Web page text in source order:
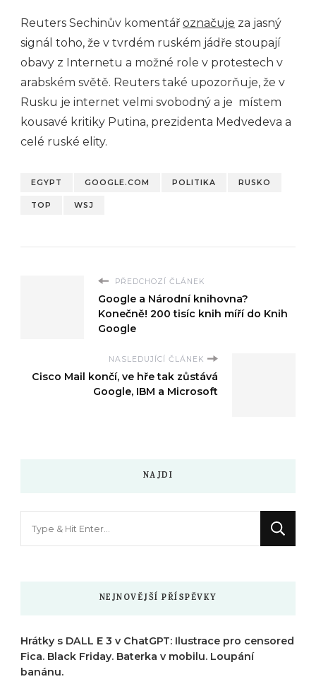
Reuters Sechinův komentář označuje za jasný
signál toho, že v tvrdém ruském jádře stoupají
obavy z Internetu a možné role v protestech v
arabském světě. Reuters také upozorňuje, že v
Rusku je internet velmi svobodný a je místem
kousavé kritiky Putina, prezidenta Medvedeva a
celé ruské elity.
EGYPT GOOGLE.COM POLITIKA RUSKO
TOP WSJ
PŘEDCHOZÍ ČLÁNEK
Google a Národní knihovna?
Konečně! 200 tisíc knih míří do Knih
Google
NASLEDUJÍCÍ ČLÁNEK
Cisco Mail končí, ve hře tak zůstává
Google, IBM a Microsoft
NAJDI
NEJNOVĚJŠÍ PŘÍSPĚVKY
Hrátky s DALL E 3 v ChatGPT: Ilustrace pro censored
Fica. Black Friday. Baterka v mobilu. Loupání
banánu.